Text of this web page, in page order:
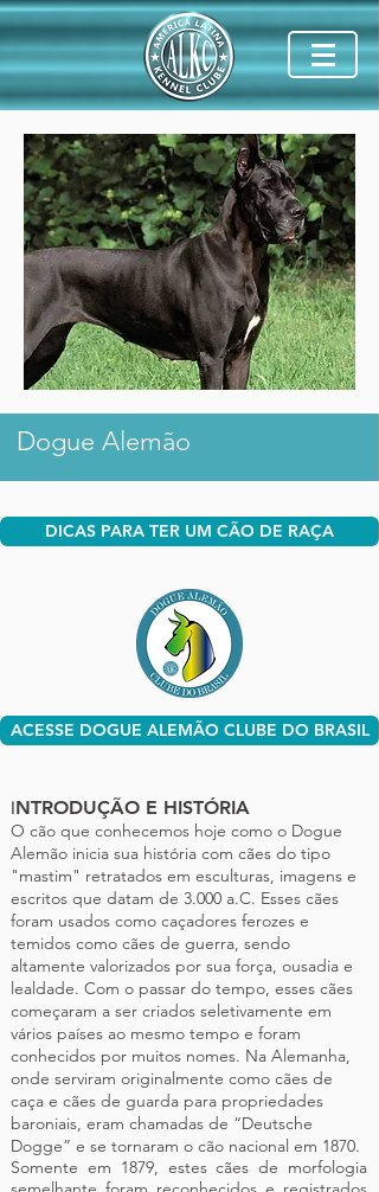
Dogue Alemão
DICAS PARA TER UM CÃO DE RAÇA
ACESSE DOGUE ALEMÃO CLUBE DO BRASIL
INTRODUÇÃO E HISTÓRIA
O cão que conhecemos hoje como o Dogue
Alemão inicia sua história com cães do tipo
"mastim" retratados em esculturas, imagens e
escritos que datam de 3.000 a.C. Esses cães
foram usados ​​como caçadores ferozes e
temidos como cães de guerra, sendo
altamente valorizados por sua força, ousadia e
lealdade. Com o passar do tempo, esses cães
começaram a ser criados seletivamente em
vários países ao mesmo tempo e foram
conhecidos por muitos nomes. Na Alemanha,
onde serviram originalmente como cães de
caça e cães de guarda para propriedades
baroniais, eram chamadas de “Deutsche
Dogge” e se tornaram o cão nacional em 1870.
Somente em 1879, estes cães de morfologia